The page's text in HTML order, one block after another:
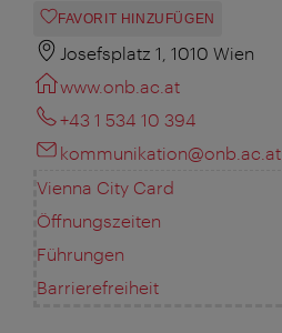
FAVORIT HINZUFÜGEN
Josefsplatz 1, 1010 Wien
www.onb.ac.at
+43 1 534 10 394
kommunikation@onb.ac.at
Vienna City Card
Öffnungszeiten
Führungen
Barrierefreiheit